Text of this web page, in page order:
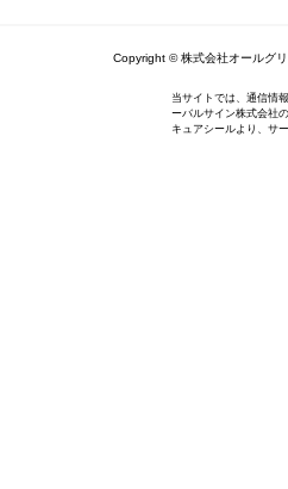
Copyright © 株式会社オールグ
当サイトでは、通信情
ーバルサイン株式会社
キュアシールより、サ